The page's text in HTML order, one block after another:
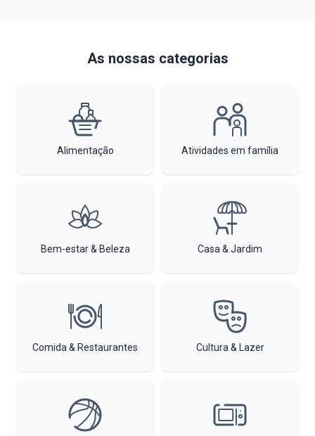
As nossas categorias
Alimentação Atividades em família
Bem-estar & Beleza Casa & Jardim
Comida & Restaurantes Cultura & Lazer